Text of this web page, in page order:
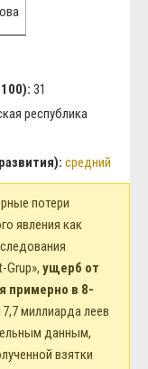
31
республика
средний
потери
явления как
Grup», ущерб от
примерно в 8-
миллиарда леев
данным,
взятки